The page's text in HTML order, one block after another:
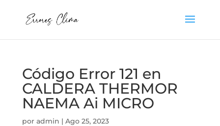
Código Error 121 en
CALDERA THERMOR
NAEMA Ai MICRO
por admin | Ago 25, 2023